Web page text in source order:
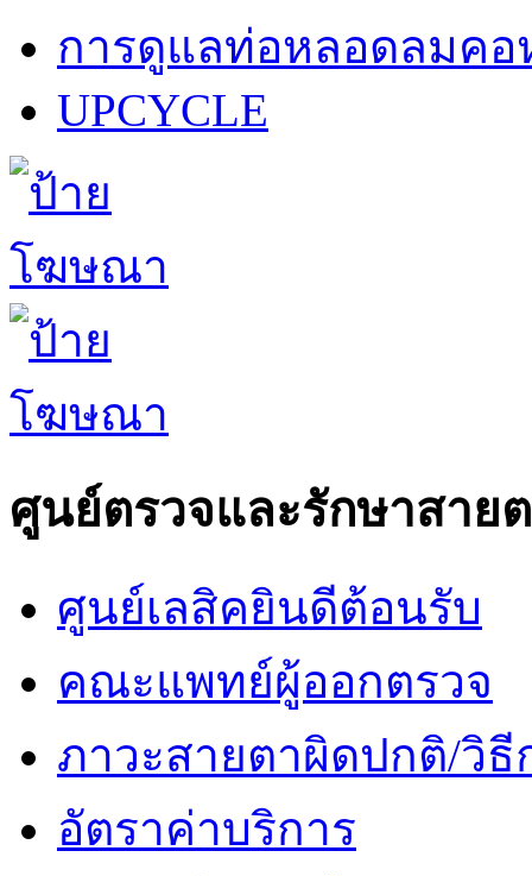
การดูแลท่อหลอดลมคอ
UPCYCLE
ศูนย์ตรวจและรักษาสาย
ศูนย์เลสิคยินดีต้อนรับ
คณะแพทย์ผู้ออกตรวจ
ภาวะสายตาผิดปกติ/วิธี
อัตราค่าบริการ